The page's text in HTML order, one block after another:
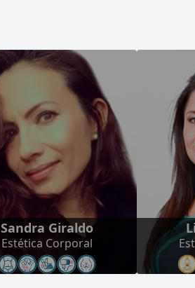
Sandra Giraldo
Estética Corporal